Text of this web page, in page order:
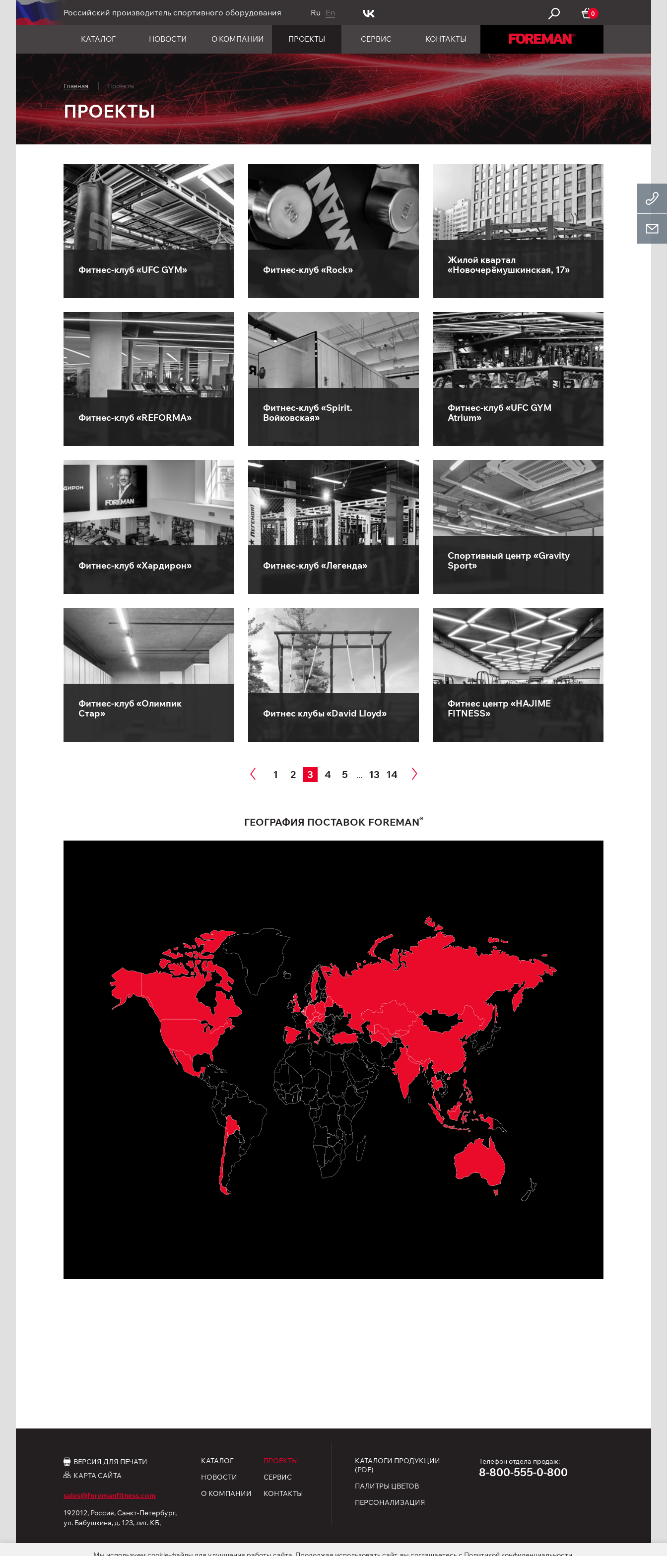
Российский производитель спортивного оборудования Ru En 0
КАТАЛОГ НОВОСТИ О КОМПАНИИ ПРОЕКТЫ СЕРВИС КОНТАКТЫ
Главная Проекты
ПРОЕКТЫ
Фитнес-клуб «UFC GYM» Фитнес-клуб «Rock»
Жилой квартал
«Новочерёмушкинская, 17»
Фитнес-клуб «REFORMA»
Фитнес-клуб «Spirit.
Войковская»
Фитнес-клуб «UFC GYM
Atrium»
Фитнес-клуб «Хардирон» Фитнес-клуб «Легенда»
Спортивный центр «Gravity
Sport»
Фитнес-клуб «Олимпик
Стар»
Фитнес клубы «David Lloyd»
Фитнес центр «HAJIME
FITNESS»
1 2 3 4 5 ... 13 14
ГЕОГРАФИЯ ПОСТАВОК FOREMAN®
ВЕРСИЯ ДЛЯ ПЕЧАТИ
КАРТА САЙТА
sales@foremanfitness.com
192012, Россия, Санкт-Петербург,
ул. Бабушкина, д. 123, лит. КБ,
КАТАЛОГ
НОВОСТИ
О КОМПАНИИ
ПРОЕКТЫ
СЕРВИС
КОНТАКТЫ
КАТАЛОГИ ПРОДУКЦИИ
(PDF)
ПАЛИТРЫ ЦВЕТОВ
ПЕРСОНАЛИЗАЦИЯ
Телефон отдела продаж:
8-800-555-0-800